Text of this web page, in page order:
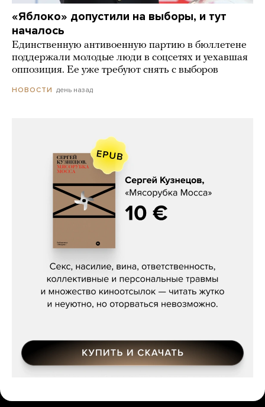
«Яблоко» допустили на выборы, и тут
началось
Единственную антивоенную партию в бюллетене
поддержали молодые люди в соцсетях и уехавшая
оппозиция. Ее уже требуют снять с выборов
НОВОСТИ день назад
Сергей Кузнецов, «Мясорубка